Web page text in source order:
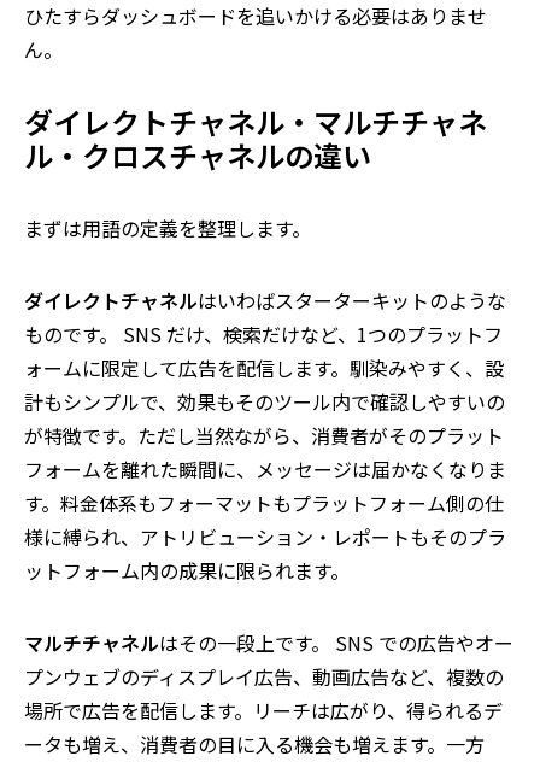
ひたすらダッシュボードを追いかける必要はありませ
ん。
ダイレクトチャネル・マルチチャネ
ル・クロスチャネルの違い
まずは用語の定義を整理します。
ダイレクトチャネルはいわばスターターキットのような
ものです。 SNS だけ、検索だけなど、 1つのプラットフ
ォームに限定して広告を配信します。馴染みやすく、設
計もシンプルで、効果もそのツール内で確認しやすいの
が特徴です。ただし当然ながら、消費者がそのプラット
フォームを離れた瞬間に、メッセージは届かなくなりま
す。料金体系もフォーマットもプラットフォーム側の仕
様に縛られ、アトリビューション・レポートもそのプラ
ットフォーム内の成果に限られます。
マルチチャネルはその一段上です。 SNS での広告やオー
プンウェブのディスプレイ広告、動画広告など、複数の
場所で広告を配信します。リーチは広がり、得られるデ
ータも増え、消費者の目に入る機会も増えます。一方